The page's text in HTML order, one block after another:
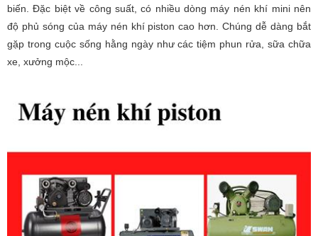
biến. Đặc biệt về công suất, có nhiều dòng máy nén khí mini nên
độ phủ sóng của máy nén khí piston cao hơn. Chúng dễ dàng bắt
gặp trong cuộc sống hằng ngày như các tiệm phun rửa, sữa chữa
xe, xưởng mộc...